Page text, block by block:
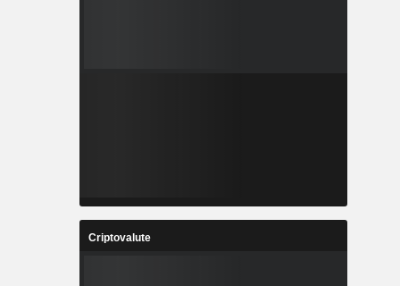
Criptovalute